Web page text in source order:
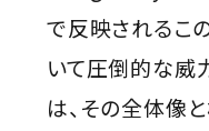
で反映されるこ
いて圧倒的な威
は、その全体像